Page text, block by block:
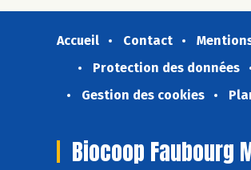
Accueil Contact
Protection des données
Gestion des cookies
Biocoop Faubourg